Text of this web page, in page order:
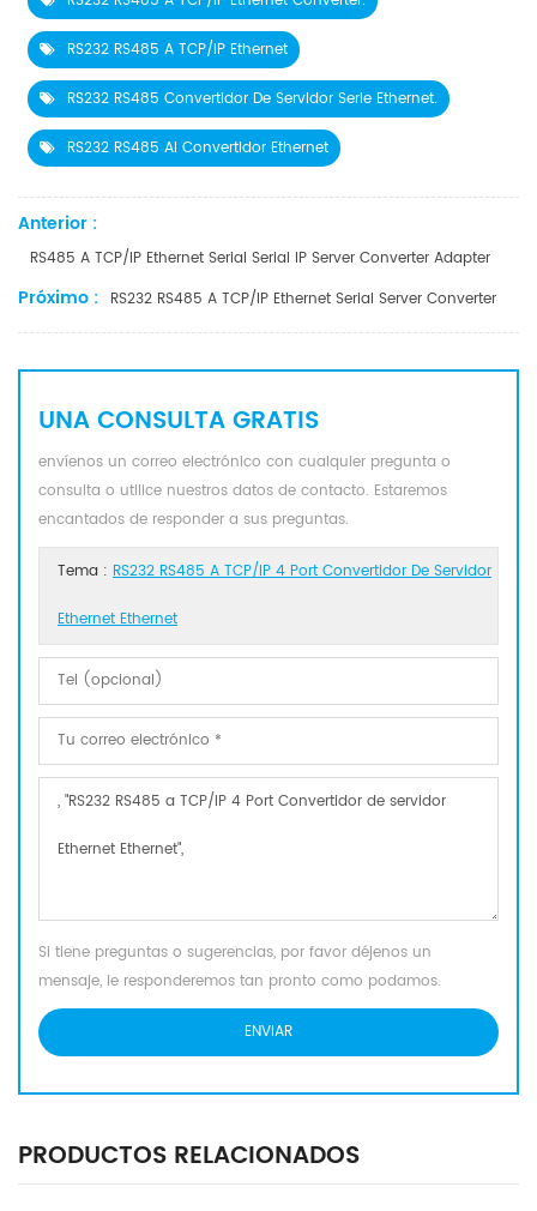
RS232 RS485 A TCP/IP Ethernet
RS232 RS485 Convertidor De Servidor Serie Ethernet.
RS232 RS485 Al Convertidor Ethernet
Anterior :
RS485 A TCP/IP Ethernet Serial Serial IP Server Converter Adapter
Próximo : RS232 RS485 A TCP/IP Ethernet Serial Server Converter
UNA CONSULTA GRATIS
envíenos un correo electrónico con cualquier pregunta o
consulta o utilice nuestros datos de contacto. Estaremos
encantados de responder a sus preguntas.
Tema : RS232 RS485 A TCP/IP 4 Port Convertidor De Servidor
Ethernet Ethernet
Si tiene preguntas o sugerencias, por favor déjenos un
mensaje, le responderemos tan pronto como podamos.
PRODUCTOS RELACIONADOS